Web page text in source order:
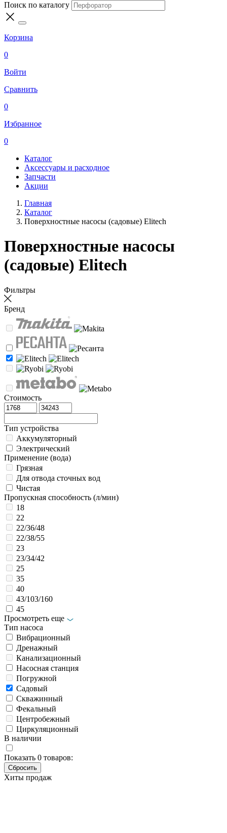
Поиск по каталогу
Корзина
0
Войти
Сравнить
0
Избранное
0
Каталог
Аксессуары и расходное
Запчасти
Акции
Главная
Каталог
Поверхностные насосы (садовые) Elitech
Поверхностные насосы
(садовые) Elitech
Фильтры
Бренд
Стоимость
Тип устройства
Аккумуляторный
Электрический
Применение (вода)
Грязная
Для отвода сточных вод
Чистая
Пропускная способность (л/мин)
18
22
22/36/48
22/38/55
23
23/34/42
25
35
40
43/103/160
45
Просмотреть еще
Тип насоса
Вибрационный
Дренажный
Канализационный
Насосная станция
Погружной
Садовый
Скважинный
Фекальный
Центробежный
Циркуляционный
В наличии
Показать 0 товаров:
Хиты продаж